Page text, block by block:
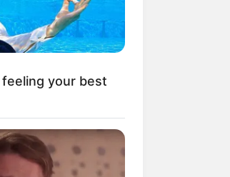
historische Städte
your best